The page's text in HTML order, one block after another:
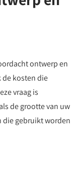
ontwerp en
de kosten die
vraag is
de grootte van uw
die gebruikt worden